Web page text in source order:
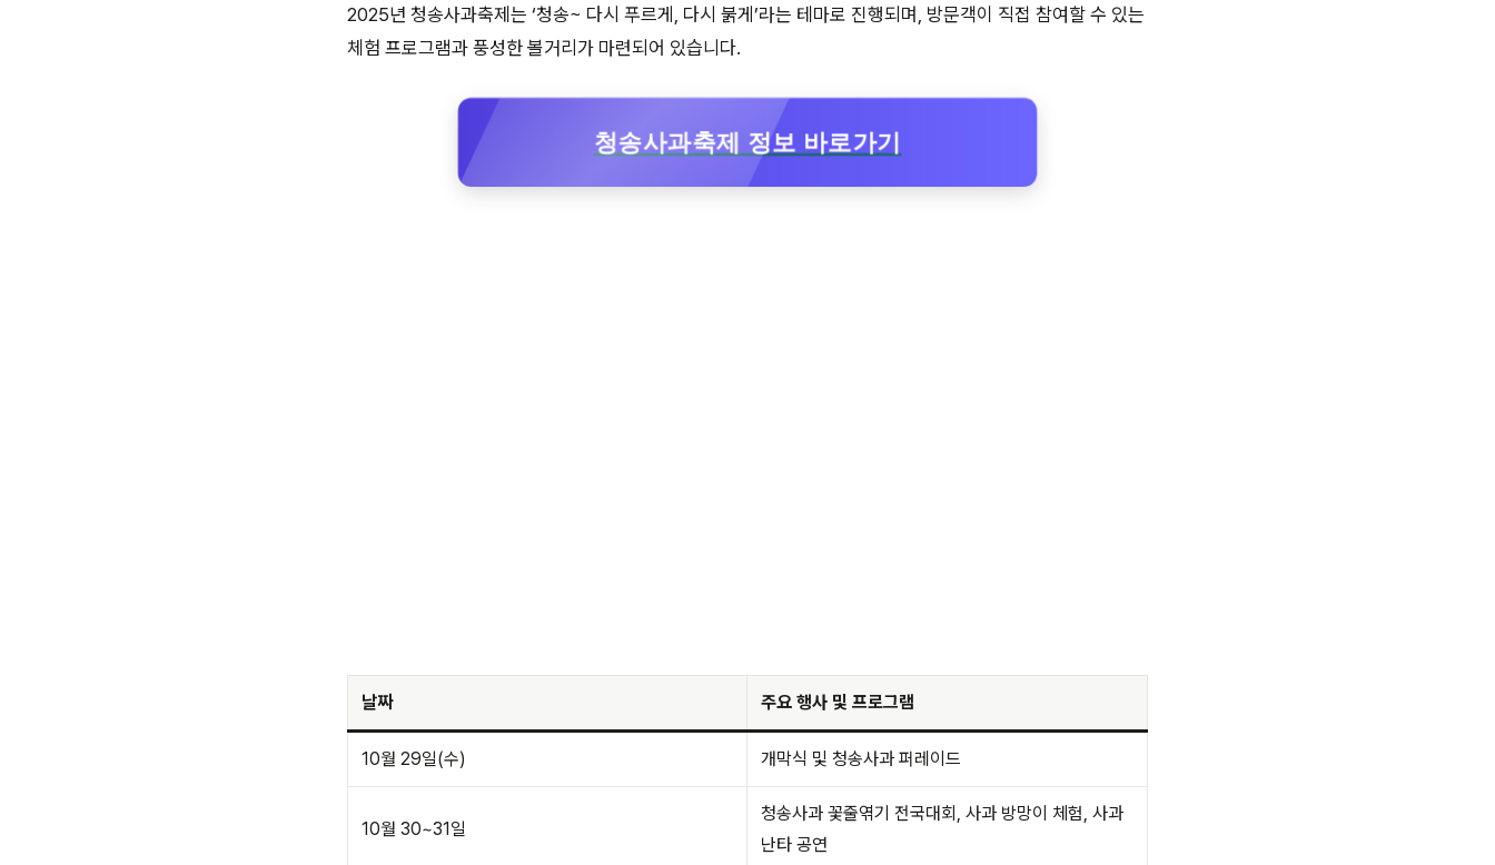
2025년 청송사과축제는 ‘청송~ 다시 푸르게, 다시 붉게’라는 테마로 진행되며, 방문객이 직접 참여할 수 있는
체험 프로그램과 풍성한 볼거리가 마련되어 있습니다.
청송사과축제 정보 바로가기
날짜 주요 행사 및 프로그램
10월 29일(수) 개막식 및 청송사과 퍼레이드
10월 30~31일
청송사과 꽃줄엮기 전국대회, 사과 방망이 체험, 사과
난타 공연